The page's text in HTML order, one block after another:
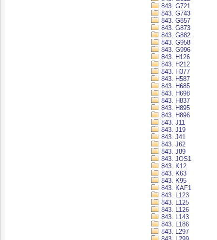
843. G721
843. G743
843. G857
843. G873
843. G882
843. G958
843. G996
843. H126
843. H212
843. H377
843. H587
843. H685
843. H698
843. H837
843. H895
843. H896
843. J11
843. J19
843. J41
843. J62
843. J89
843. JOS1
843. K12
843. K63
843. K95
843. KAF1
843. L123
843. L125
843. L126
843. L143
843. L186
843. L297